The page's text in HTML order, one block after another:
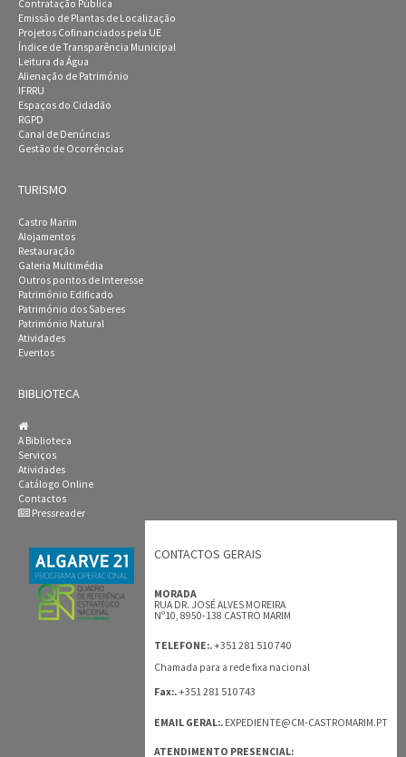
Contratação Pública
Emissão de Plantas de Localização
Projetos Cofinanciados pela UE
Índice de Transparência Municipal
Leitura da Água
Alienação de Património
IFRRU
Espaços do Cidadão
RGPD
Canal de Denúncias
Gestão de Ocorrências
TURISMO
Castro Marim
Alojamentos
Restauração
Galeria Multimédia
Outros pontos de Interesse
Património Edificado
Património dos Saberes
Património Natural
Atividades
Eventos
BIBLIOTECA
A Biblioteca
Serviços
Atividades
Catálogo Online
Contactos
Pressreader
CONTACTOS GERAIS
MORADA
RUA DR. JOSÉ ALVES MOREIRA
Nº10, 8950-138 CASTRO MARIM
TELEFONE:.+351 281 510 740
Chamada para a rede fixa nacional
Fax:.+351 281 510 743
EMAIL GERAL:. EXPEDIENTE@CM-CASTROMARIM.PT
ATENDIMENTO PRESENCIAL: